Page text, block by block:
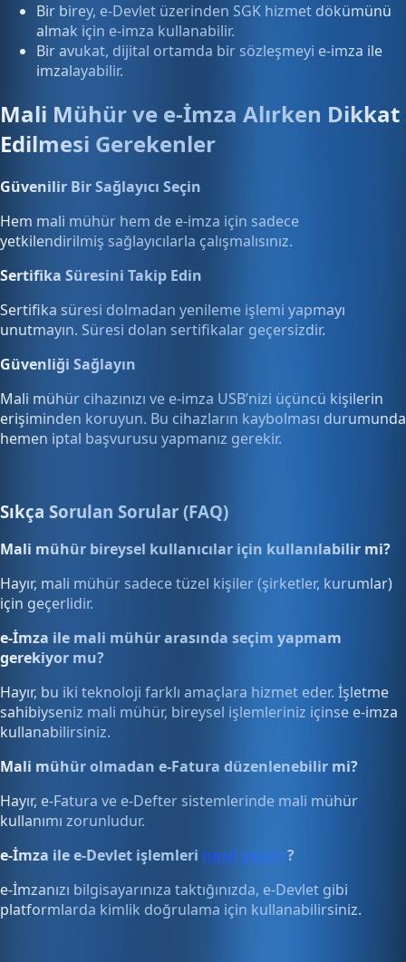
Bir birey, e-Devlet üzerinden SGK hizmet dökümünü
almak için e-imza kullanabilir.
Bir avukat, dijital ortamda bir sözleşmeyi e-imza ile
imzalayabilir.
Mali Mühür ve e-İmza Alırken Dikkat
Edilmesi Gerekenler
Güvenilir Bir Sağlayıcı Seçin
Hem mali mühür hem de e-imza için sadece
yetkilendirilmiş sağlayıcılarla çalışmalısınız.
Sertifika Süresini Takip Edin
Sertifika süresi dolmadan yenileme işlemi yapmayı
unutmayın. Süresi dolan sertifikalar geçersizdir.
Güvenliği Sağlayın
Mali mühür cihazınızı ve e-imza USB’nizi üçüncü kişilerin
erişiminden koruyun. Bu cihazların kaybolması durumunda
hemen iptal başvurusu yapmanız gerekir.
Sıkça Sorulan Sorular (FAQ)
Mali mühür bireysel kullanıcılar için kullanılabilir mi?
Hayır, mali mühür sadece tüzel kişiler (şirketler, kurumlar)
için geçerlidir.
e-İmza ile mali mühür arasında seçim yapmam
gerekiyor mu?
Hayır, bu iki teknoloji farklı amaçlara hizmet eder. İşletme
sahibiyseniz mali mühür, bireysel işlemleriniz içinse e-imza
kullanabilirsiniz.
Mali mühür olmadan e-Fatura düzenlenebilir mi?
Hayır, e-Fatura ve e-Defter sistemlerinde mali mühür
kullanımı zorunludur.
e-İmza ile e-Devlet işlemleri nasıl yapılır?
e-İmzanızı bilgisayarınıza taktığınızda, e-Devlet gibi
platformlarda kimlik doğrulama için kullanabilirsiniz.